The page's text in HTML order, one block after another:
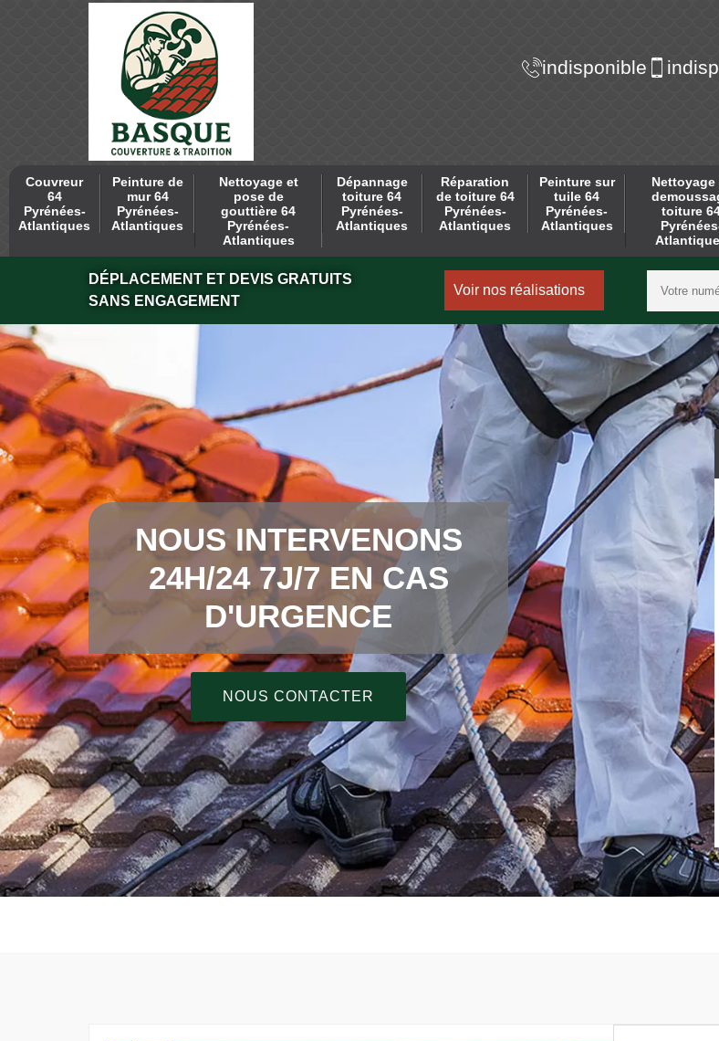
indisponible
Couvreur
64
Pyrénées-
Atlantiques
Peinture de
mur 64
Pyrénées-
Atlantiques
Nettoyage et
pose de
gouttière 64
Pyrénées-
Atlantiques
Dépannage
toiture 64
Pyrénées-
Atlantiques
Réparation
de toiture 64
Pyrénées-
Atlantiques
Peinture sur
tuile 64
Pyrénées-
Atlantiques
Nettoyage
toiture
DÉPLACEMENT ET DEVIS GRATUITS
SANS ENGAGEMENT
Voir nos réalisations
NOUS INTERVENONS
24H/24 7J/7 EN CAS
D'URGENCE
NOUS CONTACTER